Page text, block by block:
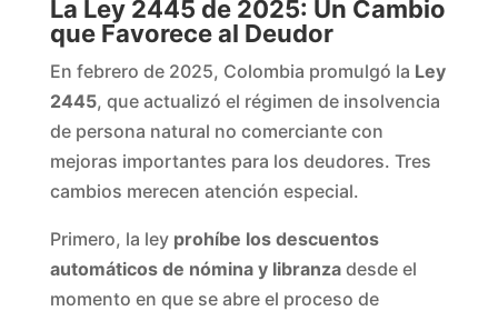
La Ley 2445 de 2025: Un Cambio
que Favorece al Deudor
En febrero de 2025, Colombia promulgó la Ley
2445, que actualizó el régimen de insolvencia
de persona natural no comerciante con
mejoras importantes para los deudores. Tres
cambios merecen atención especial.
Primero, la ley prohíbe los descuentos
automáticos de nómina y libranzadesde el
momento en que se abre el proceso de